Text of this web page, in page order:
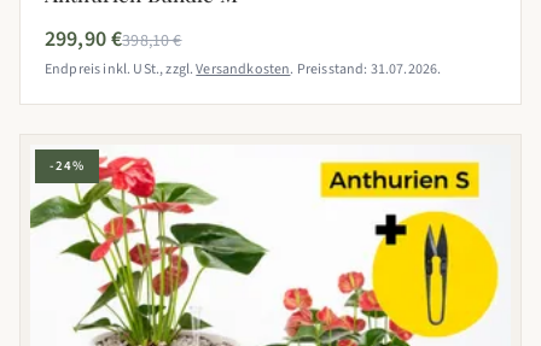
299,90 €398,10 €
Endpreis inkl. USt., zzgl.Versandkosten. Preisstand: 31.07.2026.
-24%